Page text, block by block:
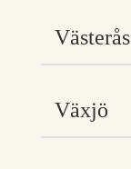
Västerås
Växjö